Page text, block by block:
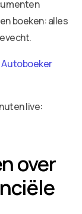
boeken: alles
Autoboeker
live:
over